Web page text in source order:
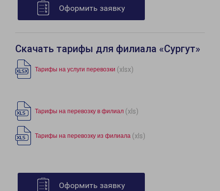
Оформить заявку
Скачать тарифы для филиала «Сургут»
Тарифы на услуги перевозки (xlsx)
Тарифы на перевозку в филиал (xls)
Тарифы на перевозку из филиала (xls)
Оформить заявку